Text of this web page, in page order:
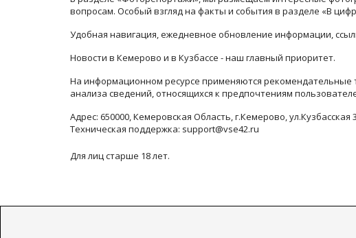
вопросам. Особый взгляд на факты и события в разделе «В
Удобная навигация, ежедневное обновление информации,
Новости в Кемерово и в Кузбассе - наш главный приоритет.
На информационном ресурсе применяются рекомендательные
анализа сведений, относящихся к предпочтениям
Адрес: 650000, Кемеровская Область, г.Кемерово, ул.Кузбасская
Техническая поддержка: support@vse42.ru
Для лиц старше 18 лет.